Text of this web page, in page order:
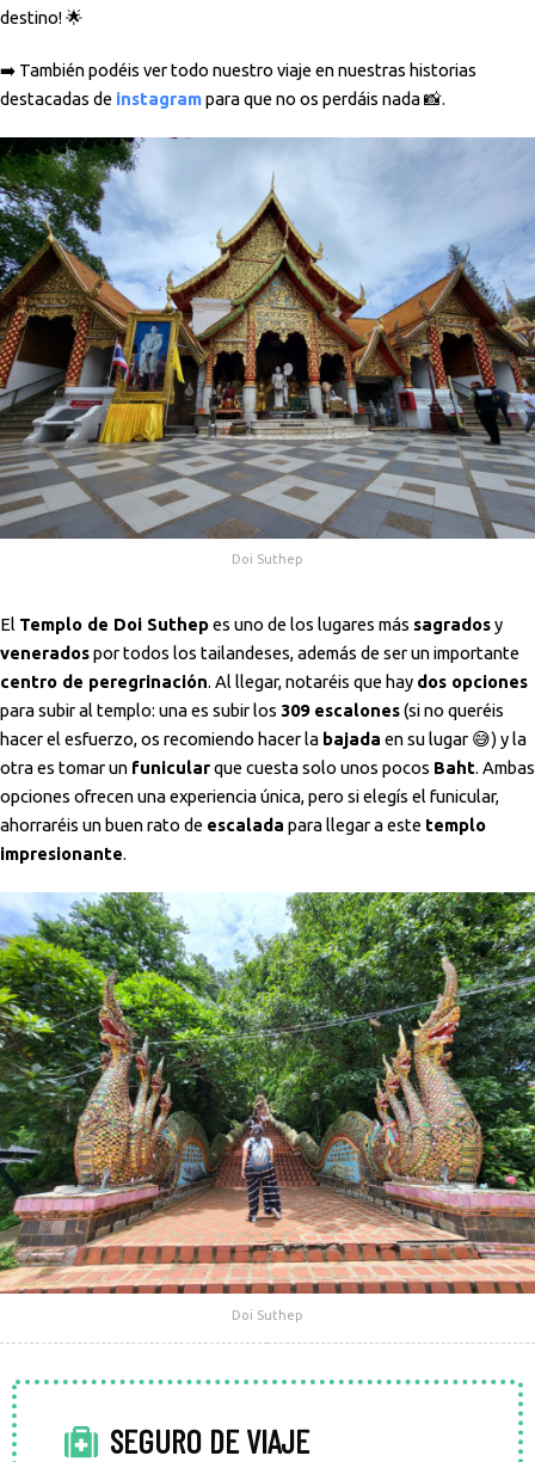
destino! 🌟
➡️ También podéis ver todo nuestro viaje en nuestras historias
destacadas de instagrampara que no os perdáis nada 📸.
Doi Suthep
El Templo de Doi Suthepes uno de los lugares más sagradosy
veneradospor todos los tailandeses, además de ser un importante
centro de peregrinación. Al llegar, notaréis que hay dos opciones
para subir al templo: una es subir los 309 escalones(si no queréis
hacer el esfuerzo, os recomiendo hacer la bajada en su lugar 😅) y la
otra es tomar un funicularque cuesta solo unos pocos Baht. Ambas
opciones ofrecen una experiencia única, pero si elegís el funicular,
ahorraréis un buen rato de escalada para llegar a este templo
impresionante.
Doi Suthep
SEGURO DE VIAJE